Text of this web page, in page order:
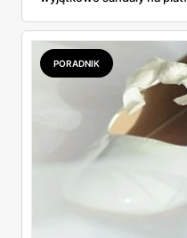
modne i... niezwykle
PORADNIK